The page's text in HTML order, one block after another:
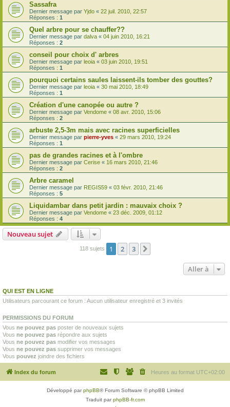
Sassafra
Dernier message par Yjdo « 22 juil. 2010, 22:57
Réponses : 1
Quel arbre pour se chauffer??
Dernier message par dalva « 04 juin 2010, 16:21
Réponses : 2
conseil pour choix d' arbres
Dernier message par leoia « 03 juin 2010, 19:51
Réponses : 1
pourquoi certains saules laissent-ils tomber des gouttes?
Dernier message par leoia « 30 mai 2010, 18:49
Réponses : 1
Création d'une canopée ou autre ?
Dernier message par Vendome « 08 avr. 2010, 15:06
Réponses : 2
arbuste 2,5-3m mais avec racines superficielles
Dernier message par pierre-yves « 29 mars 2010, 19:24
Réponses : 1
pas de grandes racines et à l'ombre
Dernier message par Cerise « 16 mars 2010, 21:46
Réponses : 2
Arbre caramel
Dernier message par REGIS59 « 03 févr. 2010, 21:46
Réponses : 5
Liquidambar dans petit jardin : mauvaix choix ?
Dernier message par Vendome « 23 déc. 2009, 01:12
Réponses : 4
Nouveau sujet
118 sujets 1 2 3
Aller à
QUI EST EN LIGNE
Utilisateurs parcourant ce forum : Aucun utilisateur enregistré et 3 invités
PERMISSIONS DU FORUM
Vous ne pouvez pas poster de nouveaux sujets
Vous ne pouvez pas répondre aux sujets
Vous ne pouvez pas modifier vos messages
Vous ne pouvez pas supprimer vos messages
Vous pouvez joindre des fichiers
Index du forum Heures au format UTC+02:00
Développé parphpBB® Forum Software © phpBB Limited
Traduit parphpBB-fr.com